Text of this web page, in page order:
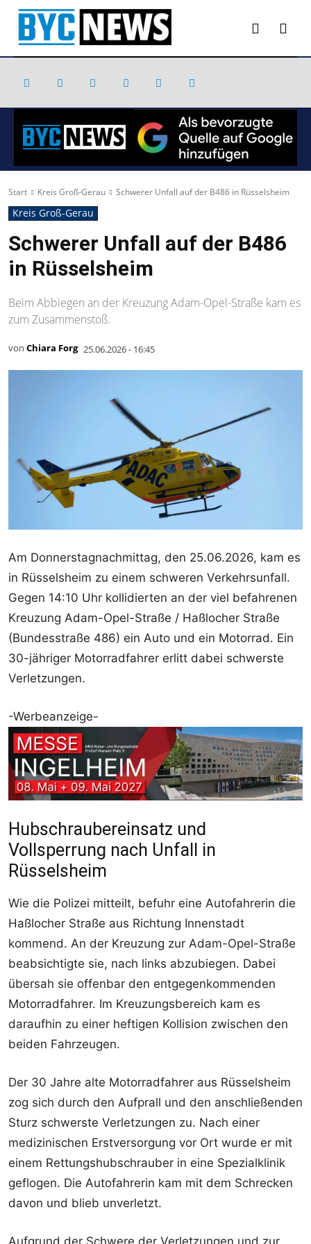
Start Kreis Groß-Gerau Schwerer Unfall auf der B486 in Rüsselsheim
Kreis Groß-Gerau
Schwerer Unfall auf der B486
in Rüsselsheim
Beim Abbiegen an der Kreuzung Adam-Opel-Straße kam es
zum Zusammenstoß.
von Chiara Forg 25.06.2026 - 16:45
Am Donnerstagnachmittag, den 25.06.2026, kam es
in Rüsselsheim zu einem schweren Verkehrsunfall.
Gegen 14:10 Uhr kollidierten an der viel befahrenen
Kreuzung Adam-Opel-Straße / Haßlocher Straße
(Bundesstraße 486) ein Auto und ein Motorrad. Ein
30-jähriger Motorradfahrer erlitt dabei schwerste
Verletzungen.
-Werbeanzeige-
Hubschraubereinsatz und
Vollsperrung nach Unfall in
Rüsselsheim
Wie die Polizei mitteilt, befuhr eine Autofahrerin die
Haßlocher Straße aus Richtung Innenstadt
kommend. An der Kreuzung zur Adam-Opel-Straße
beabsichtigte sie, nach links abzubiegen. Dabei
übersah sie offenbar den entgegenkommenden
Motorradfahrer. Im Kreuzungsbereich kam es
daraufhin zu einer heftigen Kollision zwischen den
beiden Fahrzeugen.
Der 30 Jahre alte Motorradfahrer aus Rüsselsheim
zog sich durch den Aufprall und den anschließenden
Sturz schwerste Verletzungen zu. Nach einer
medizinischen Erstversorgung vor Ort wurde er mit
einem Rettungshubschrauber in eine Spezialklinik
geflogen. Die Autofahrerin kam mit dem Schrecken
davon und blieb unverletzt.